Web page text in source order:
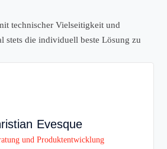
technischer Vielseitigkeit und
stets die individuell beste Lösung zu
Evesque
und Produktentwicklung